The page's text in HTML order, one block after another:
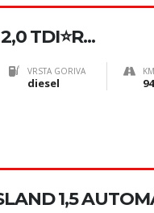
TDI⭐R...
VRSTA GORIVA
diesel
KM
1,5